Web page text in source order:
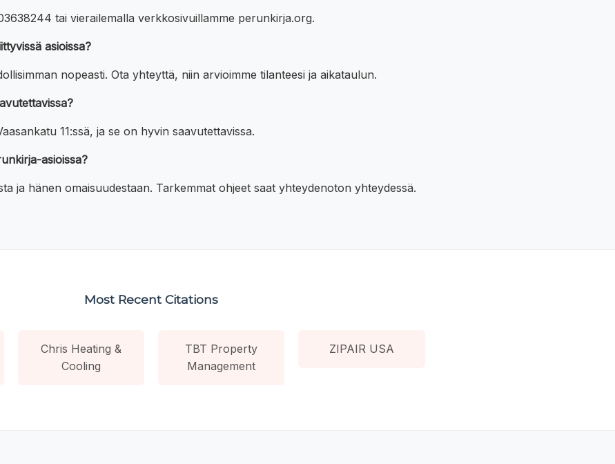
tai vierailemalla verkkosivuillamme perunkirja.org.
asioissa?
nopeasti. Ota yhteyttä, niin arvioimme tilanteesi ja aikataulun.
11:ssä, ja se on hyvin saavutettavissa.
asioissa?
ja hänen omaisuudestaan. Tarkemmat ohjeet saat yhteydenoton yhteydessä.
Most Recent Citations
Chris Heating &
Cooling
TBT Property
Management
ZIPAIR USA